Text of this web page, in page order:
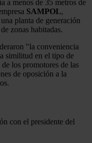
a menos de 35 metros de
SAMPOL,
planta de generación
zonas habitadas.
"la conveniencia
similitud en el tipo de
los promotores de las
de oposición a la
con el presidente del